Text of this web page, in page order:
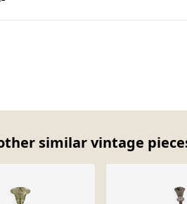
similar vintage